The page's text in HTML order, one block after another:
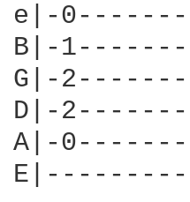
e|-0-------|
B|-1-------|
G|-2-------|
D|-2-------|
A|-0-------|
E|---------|